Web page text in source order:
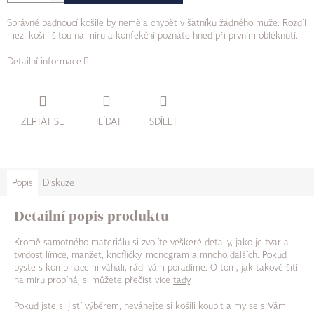
Správně padnoucí košile by neměla chybět v šatníku žádného muže. Rozdíl
mezi košilí šitou na míru a konfekční poznáte hned při prvním obléknutí.
Detailní informace
ZEPTAT SE HLÍDAT SDÍLET
Popis Diskuze
Detailní popis produktu
Kromě samotného materiálu si zvolíte veškeré detaily, jako je tvar a
tvrdost límce, manžet, knoflíčky, monogram a mnoho dalších. Pokud
byste s kombinacemi váhali, rádi vám poradíme. O tom, jak takové šití
na míru probíhá, si můžete přečíst více tady.
Pokud jste si jistí výběrem, neváhejte si košili koupit a my se s Vámi